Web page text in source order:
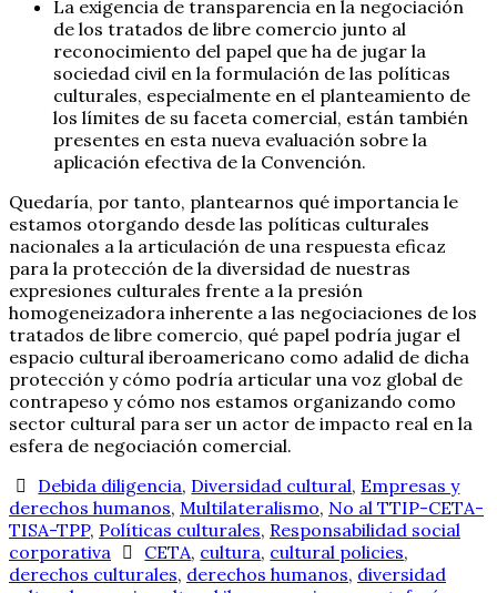
La exigencia de transparencia en la negociación
de los tratados de libre comercio junto al
reconocimiento del papel que ha de jugar la
sociedad civil en la formulación de las políticas
culturales, especialmente en el planteamiento de
los límites de su faceta comercial, están también
presentes en esta nueva evaluación sobre la
aplicación efectiva de la Convención.
Quedaría, por tanto, plantearnos qué importancia le
estamos otorgando desde las políticas culturales
nacionales a la articulación de una respuesta eficaz
para la protección de la diversidad de nuestras
expresiones culturales frente a la presión
homogeneizadora inherente a las negociaciones de los
tratados de libre comercio, qué papel podría jugar el
espacio cultural iberoamericano como adalid de dicha
protección y cómo podría articular una voz global de
contrapeso y cómo nos estamos organizando como
sector cultural para ser un actor de impacto real en la
esfera de negociación comercial.
Debida diligencia, Diversidad cultural, Empresas y
derechos humanos, Multilateralismo, No al TTIP-CETA-
TISA-TPP, Políticas culturales, Responsabilidad social
corporativa
CETA, cultura, cultural policies,
derechos culturales, derechos humanos, diversidad